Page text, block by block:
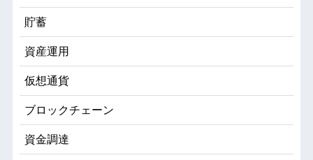
貯蓄
資産運用
仮想通貨
ブロックチェーン
資金調達